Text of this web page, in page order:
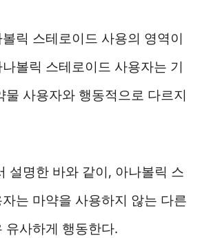
릭 스테로이드 사용의 영역이
볼릭 스테로이드 사용자는 기
물 사용자와 행동적으로 다르지
설명한 바와 같이, 아나볼릭 스
는 마약을 사용하지 않는 다른
유사하게 행동한다.